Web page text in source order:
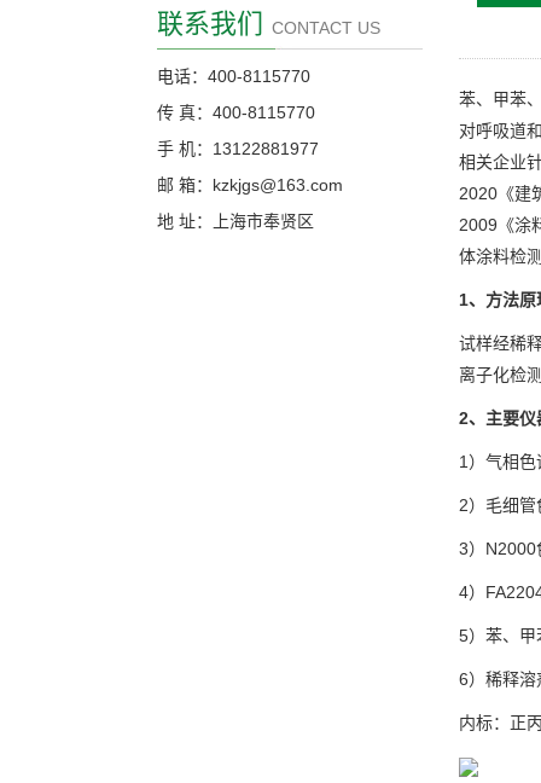
苯、甲苯
对呼吸道
相关企业
2020《建
2009《涂
体涂料检
1、 方法原
试样经稀
离子化检
2、 主要仪
1）气相
2）毛细
3）N2000
4）
5）苯、
6）稀释溶
内标：正
联系我们 CONTACT US
电话：400-8115770
传 真：400-8115770
手 机：13122881977
邮 箱：kzkjgs@163.com
地 址：上海市奉贤区